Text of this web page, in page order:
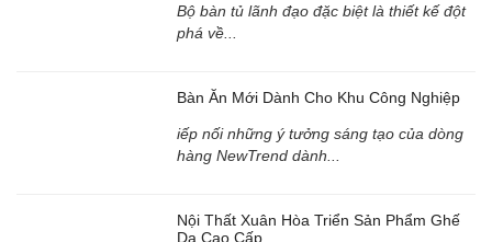
Bộ bàn tủ lãnh đạo đặc biệt là thiết kế đột
phá về...
Bàn Ăn Mới Dành Cho Khu Công Nghiệp
iếp nối những ý tưởng sáng tạo của dòng
hàng NewTrend dành...
Nội Thất Xuân Hòa Triển Sản Phẩm Ghế
Da Cao Cấp